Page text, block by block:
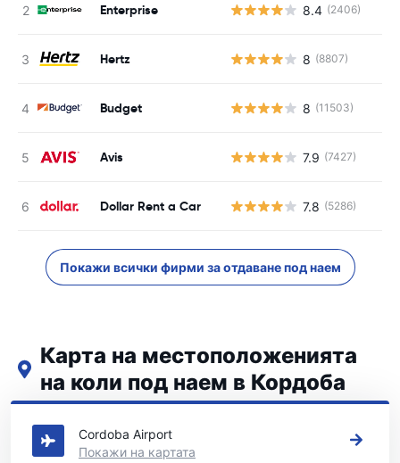
Enterprise 8.4 (2406)
Hertz 8 (8807)
Budget 8 (11503)
Avis 7.9 (7427)
Dollar Rent a Car 7.8 (5286)
Покажи всички фирми за отдаване под наем
Карта на местоположенията
на коли под наем в Кордоба
Вижте нашите основни места за коли под наем в Кордоба
Cordoba Airport
Покажи на картата